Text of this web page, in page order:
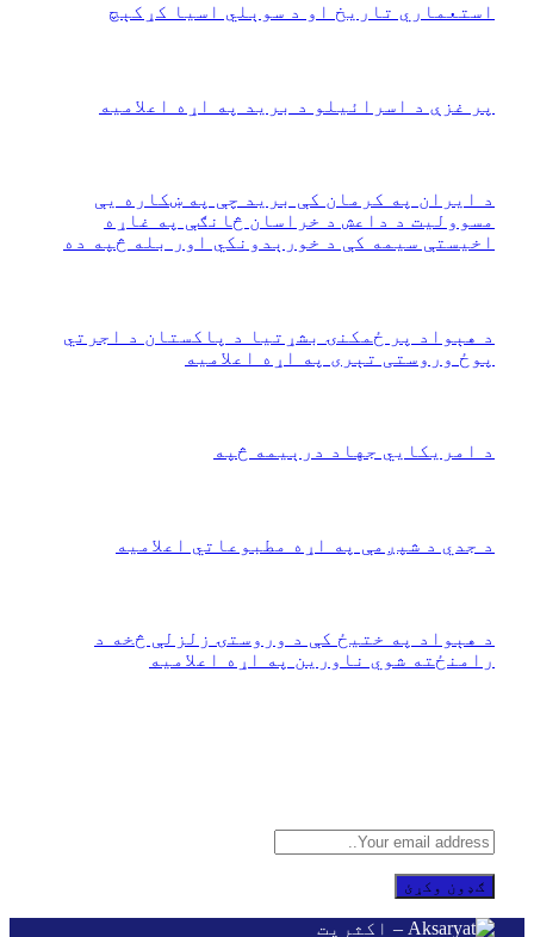
‏استعماري تاریخ او د سوېلي اسیا کړکېچ
پر غزې د اسرائیلو د برید په اړه اعلامیه
د ايران په کرمان کې بريد چې په ښکاره يې
مسووليت د داعش د خراسان څانګې په غاړه
اخيستې سیمه کې د خورېدونکي اور بله څپه ده
‏د هېواد پر ځمکنۍ بشړتیا د پاکستان د اجرتي
پوځ وروستی تېری په اړه اعلامیه
‏د امریکايي جهاد درېیمه څپه
د جدي د شپږمې په اړه مطبوعاتي اعلامیه
‏د هېواد په ختیځ کې د وروستۍ زلزلې څخه د
رامنځته شوي ناورین په اړه اعلامیه